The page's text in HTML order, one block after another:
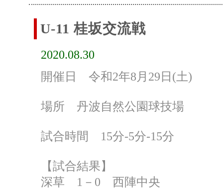
U-11 桂坂交流戦
2020.08.30
開催日 令和2年8月29日(土)
場所 丹波自然公園球技場
試合時間 15分-5分-15分
【試合結果】
深草 1－0 西陣中央